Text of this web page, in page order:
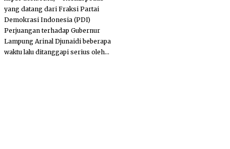
yang datang dari Fraksi Partai
Demokrasi Indonesia (PDI)
Perjuangan terhadap Gubernur
Lampung Arinal Djunaidi beberapa
waktu lalu ditanggapi serius oleh...